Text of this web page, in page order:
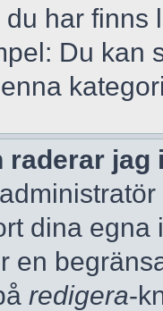
har finns
Du kan
raderar jag
dina
en
redigera-